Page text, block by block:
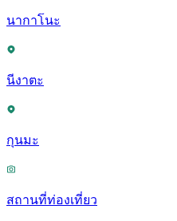
นากาโนะ
นีงาตะ
กุนมะ
สถานที่ท่องเที่ยว